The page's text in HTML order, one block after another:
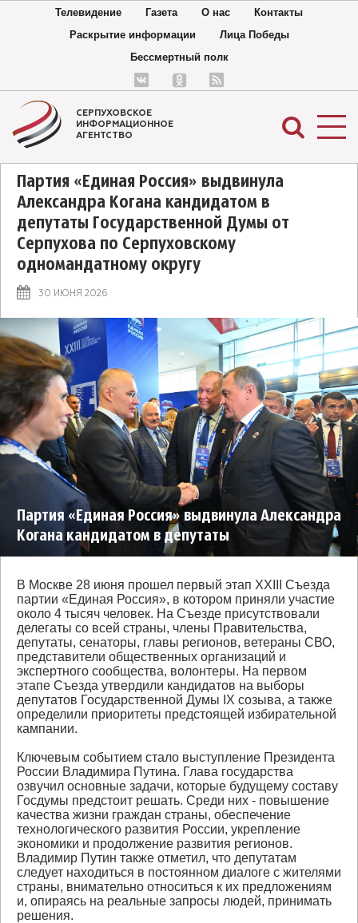
Телевидение Газета О нас
Контакты
Раскрытие информации
Лица Победы
Бессмертный полк
СЕРПУХОВСКОЕ
ИНФОРМАЦИОННОЕ
АГЕНТСТВО
Партия «Единая Россия» выдвинула
Александра Когана кандидатом в
депутаты Государственной Думы от
Серпухова по Серпуховскому
одномандатному округу
30 ИЮНЯ 2026
Партия «Единая Россия» выдвинула Александра
Когана кандидатом в депутаты
Государственной Думы от Серпухова по
Серпуховскому одномандатному округу
В Москве 28 июня прошел первый этап XXIII Съезда
партии «Единая Россия», в котором приняли участие
около 4 тысяч человек. На Съезде присутствовали
делегаты со всей страны, члены Правительства,
депутаты, сенаторы, главы регионов, ветераны СВО,
представители общественных организаций и
экспертного сообщества, волонтеры. На первом
этапе Съезда утвердили кандидатов на выборы
депутатов Государственной Думы IX созыва, а также
определили приоритеты предстоящей избирательной
кампании.
Ключевым событием стало выступление Президента
России Владимира Путина. Глава государства
озвучил основные задачи, которые будущему составу
Госдумы предстоит решать. Среди них - повышение
качества жизни граждан страны, обеспечение
технологического развития России, укрепление
экономики и продолжение развития регионов.
Владимир Путин также отметил, что депутатам
следует находиться в постоянном диалоге с жителями
страны, внимательно относиться к их предложениям
и, опираясь на реальные запросы людей, принимать
решения.